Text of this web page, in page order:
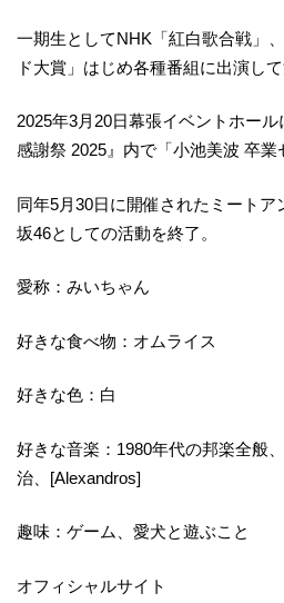
一期生としてNHK「紅白歌合戦」
ド大賞」はじめ各種番組に出演して
2025年3月20日幕張イベントホー
感謝祭 2025』内で「小池美波 卒業
同年5月30日に開催されたミート
坂46としての活動を終了。
愛称：みいちゃん
好きな食べ物：オムライス
好きな色：白
好きな音楽：1980年代の邦楽全般
治、[Alexandros]
趣味：ゲーム、愛犬と遊ぶこと
オフィシャルサイト